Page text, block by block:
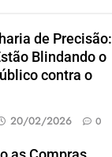
de Precisão:
Blindando o
contra o
20/02/2026 0